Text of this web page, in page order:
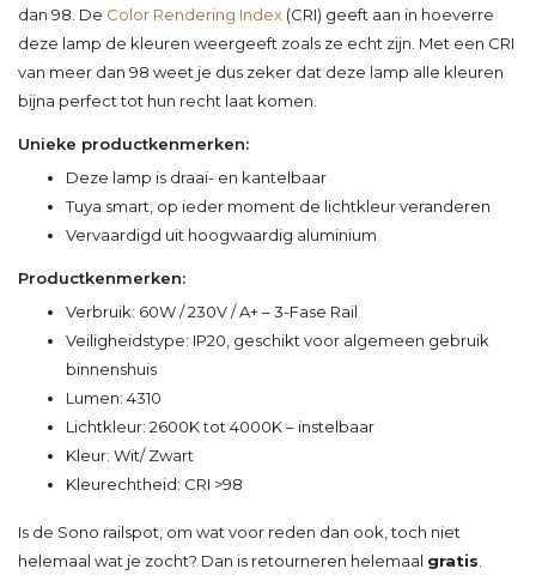
dan 98. De Color Rendering Index (CRI) geeft aan in hoeverre
deze lamp de kleuren weergeeft zoals ze echt zijn. Met een CRI
van meer dan 98 weet je dus zeker dat deze lamp alle kleuren
bijna perfect tot hun recht laat komen.
Unieke productkenmerken:
Deze lamp is draai- en kantelbaar
Tuya smart, op ieder moment de lichtkleur veranderen
Vervaardigd uit hoogwaardig aluminium
Productkenmerken:
Verbruik: 60W / 230V / A+ – 3-Fase Rail
Veiligheidstype: IP20, geschikt voor algemeen gebruik
binnenshuis
Lumen: 4310
Lichtkleur: 2600K tot 4000K – instelbaar
Kleur: Wit/ Zwart
Kleurechtheid: CRI >98
Is de Sono railspot, om wat voor reden dan ook, toch niet
helemaal wat je zocht? Dan is retourneren helemaal gratis